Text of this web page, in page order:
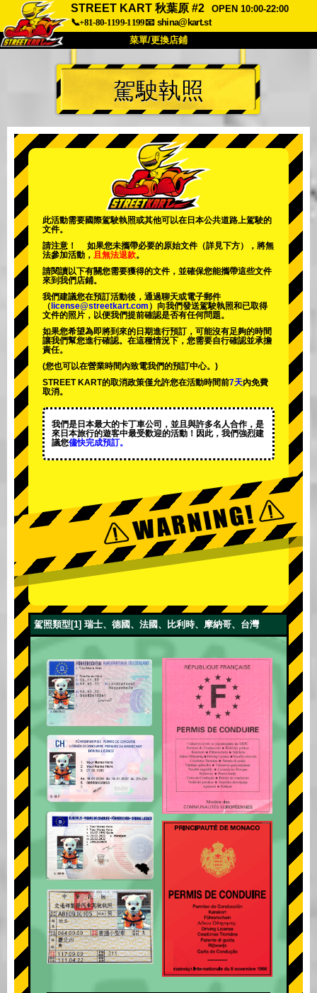
STREET KART 秋葉原 #2
OPEN 10:00-22:00
📞+81-80-1199-1199📧 shina@kart.st
菜單/更換店鋪
首頁
關於 規格 價格
公司 預訂
更換店鋪
東京秋葉原#2 東京澀谷
東京澀谷附屬
東京淺草
沖繩
駕駛執照
此活動需要國際駕駛執照或其他可以在日本公共道路上駕駛的
文件。
請注意！ 如果您未攜帶必要的原始文件（詳見下方），將無
法參加活動， 且無法退款。
請閱讀以下有關您需要獲得的文件，並確保您能攜帶這些文件
來到我們店鋪。
我們建議您在預訂活動後，通過聊天或電子郵件
（ license@streetkart.com ）向我們發送駕駛執照和已取得
文件的照片，以便我們提前確認是否有任何問題。
如果您希望為即將到來的日期進行預訂，可能沒有足夠的時間
讓我們幫您進行確認。在這種情況下，您需要自行確認並承擔
責任。
(您也可以在營業時間內致電我們的預訂中心。)
STREET KART的取消政策僅允許您在活動時間前7天內免費
取消。
我們是日本最大的卡丁車公司，並且與許多名人合作，是
來日本旅行的遊客中最受歡迎的活動 ！因此，我們強烈建
議您儘快完成預訂。
駕照類型[1] 瑞士、德國、法國、比利時、摩納哥、台灣